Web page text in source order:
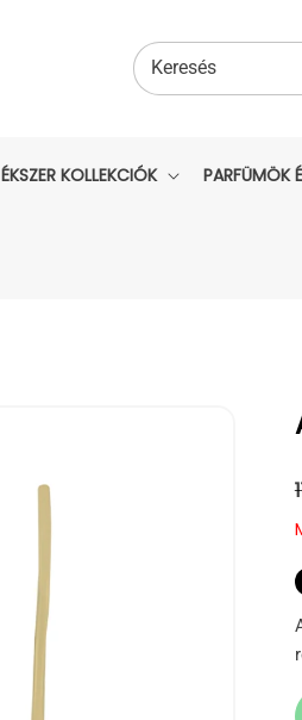
Keresés
ÉKSZER KOLLEKCIÓK PARFÜMÖK